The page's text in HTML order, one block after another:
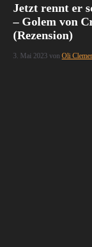
Jetzt rennt er
– Golem von
(Rezension)
3. Mai 2023 vonOli